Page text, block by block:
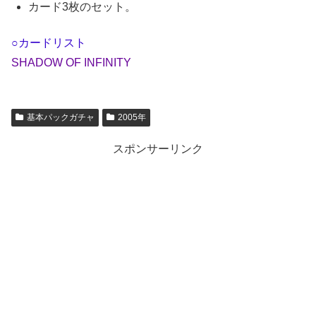
カード3枚のセット。
○カードリスト
SHADOW OF INFINITY
基本パックガチャ 2005年
スポンサーリンク